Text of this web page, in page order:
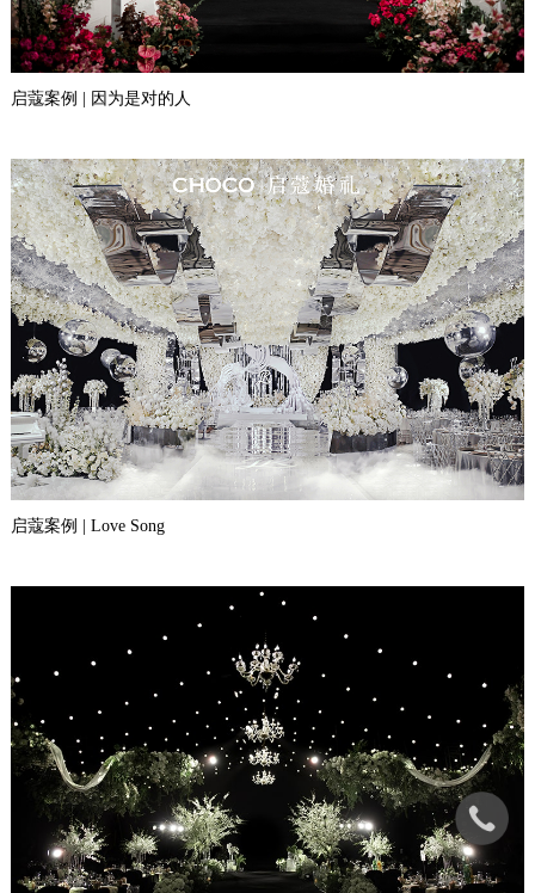
启蔻案例 | 因为是对的人
启蔻案例 | Love Song